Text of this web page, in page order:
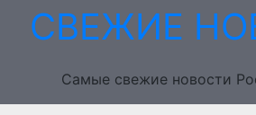
ПерейтиСВЕЖИЕ
Самые свежие новости